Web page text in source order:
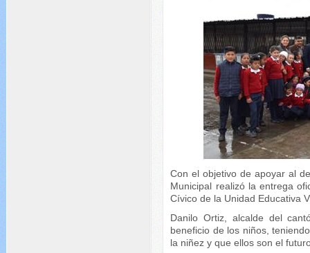
Con el objetivo de apoyar al
Municipal realizó la entrega
Cívico de la Unidad Educativa
Danilo Ortiz, alcalde del
beneficio de los niños,
la niñez y que ellos son el